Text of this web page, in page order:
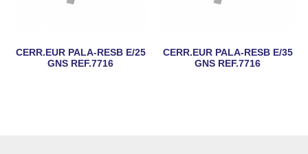
CERR.EUR PALA-RESB E/25
GNS REF.7716
CERR.EUR PALA-RESB E/35
GNS REF.7716